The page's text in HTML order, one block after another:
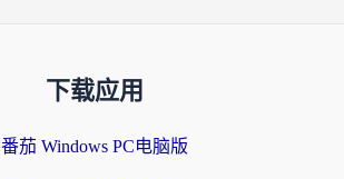
下载应用
番茄 Windows PC电脑版